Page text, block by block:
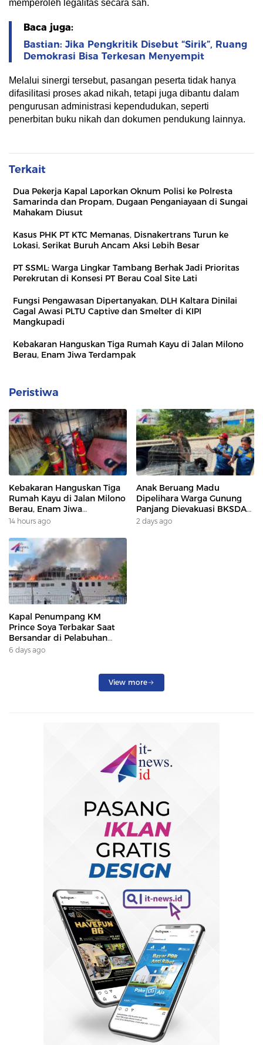
memperoleh legalitas secara sah.
Baca juga:
Bastian: Jika Pengkritik Disebut “Sirik”, Ruang
Demokrasi Bisa Terkesan Menyempit
Melalui sinergi tersebut, pasangan peserta tidak hanya
difasilitasi proses akad nikah, tetapi juga dibantu dalam
pengurusan administrasi kependudukan, seperti
penerbitan buku nikah dan dokumen pendukung lainnya.
Terkait
Dua Pekerja Kapal Laporkan Oknum Polisi ke Polresta
Samarinda dan Propam, Dugaan Penganiayaan di Sungai
Mahakam Diusut
Kasus PHK PT KTC Memanas, Disnakertrans Turun ke
Lokasi, Serikat Buruh Ancam Aksi Lebih Besar
PT SSML: Warga Lingkar Tambang Berhak Jadi Prioritas
Perekrutan di Konsesi PT Berau Coal Site Lati
Fungsi Pengawasan Dipertanyakan, DLH Kaltara Dinilai
Gagal Awasi PLTU Captive dan Smelter di KIPI
Mangkupadi
Kebakaran Hanguskan Tiga Rumah Kayu di Jalan Milono
Berau, Enam Jiwa Terdampak
Peristiwa
Kebakaran Hanguskan Tiga
Rumah Kayu di Jalan Milono
Berau, Enam Jiwa
Terdampak
14 hours ago
Anak Beruang Madu
Dipelihara Warga Gunung
Panjang Dievakuasi BKSDA
Dan DAMKAR
2 days ago
Kapal Penumpang KM
Prince Soya Terbakar Saat
Bersandar di Pelabuhan
Samarinda, Keberangkatan
6 days ago
View more